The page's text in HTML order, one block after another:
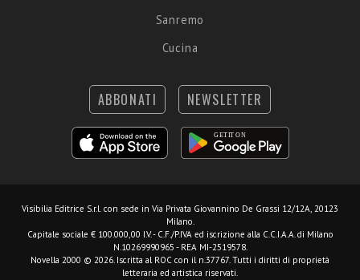
Sanremo
Cucina
ABBONATI NEWSLETTER
Visibilia Editrice S.r.l. con sede in Via Privata Giovannino De Grassi 12/12A, 20123
Milano.
Capitale sociale € 100.000,00 I.V. - C.F./P.IVA ed iscrizione alla C.C.I.A.A. di Milano
N.10269990965 - REA MI-2519578.
Novella 2000 © 2026. Iscritta al ROC con il n.37767. Tutti i diritti di proprietà
letteraria ed artistica riservati.